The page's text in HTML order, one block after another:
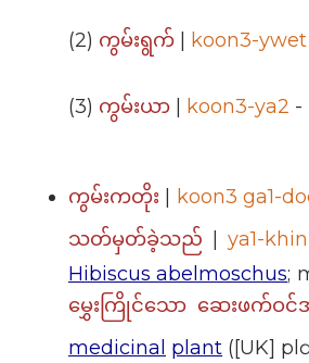
(2) ကွမ်းရွက် | koon3-ywet
(3) ကွမ်းယာ | koon3-ya2 -
ကွမ်းကတိုး | koon3 ga1-
သတ်မှတ်ခဲ့သည် | ya1-
Hibiscus abelmoschus;
မွှေးကြိုင်သော ဆေးဖက်ဝင်
medicinal plant ([UK]